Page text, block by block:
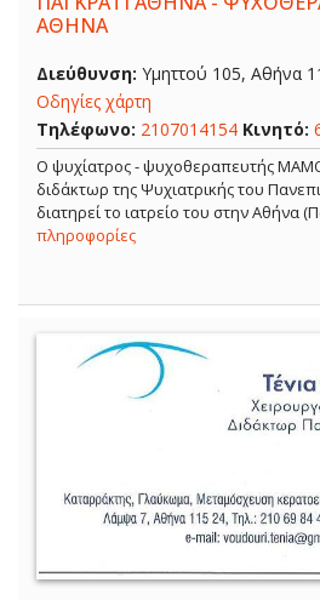
ΑΘΗΝΑ
Διεύθυνση: Υμηττού 105, Αθήνα
Οδηγίες χάρτη
Τηλέφωνο: 2107014154 Κινητό:
Ο ψυχίατρος - ψυχοθεραπευτής
διδάκτωρ της Ψυχιατρικής του
διατηρεί το ιατρείο του στην Αθήνα
πληροφορίες